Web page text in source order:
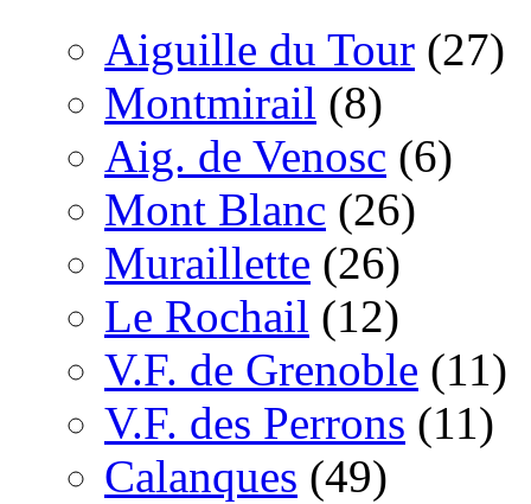
Aiguille du Tour (27)
Montmirail (8)
Aig. de Venosc (6)
Mont Blanc (26)
Muraillette (26)
Le Rochail (12)
V.F. de Grenoble (11)
V.F. des Perrons (11)
Calanques (49)